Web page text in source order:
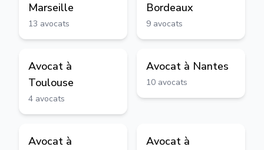
Marseille
13 avocats
Bordeaux
9 avocats
Avocat à
Toulouse
4 avocats
Avocat à Nantes
10 avocats
Avocat à
Avocat à